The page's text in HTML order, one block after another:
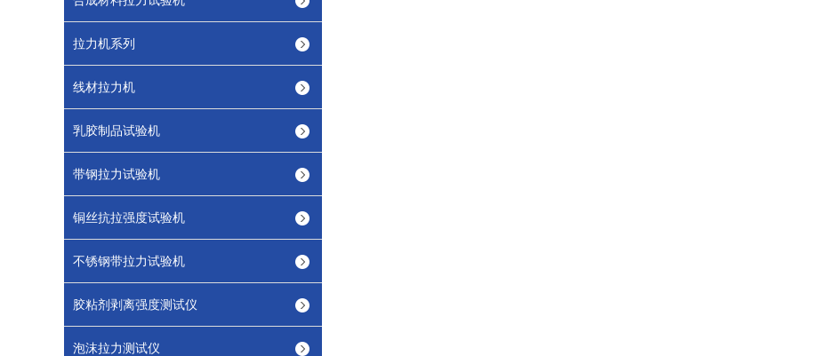
拉力机系列
线材拉力机
乳胶制品试验机
带钢拉力试验机
铜丝抗拉强度试验机
不锈钢带拉力试验机
胶粘剂剥离强度测试仪
泡沫拉力测试仪